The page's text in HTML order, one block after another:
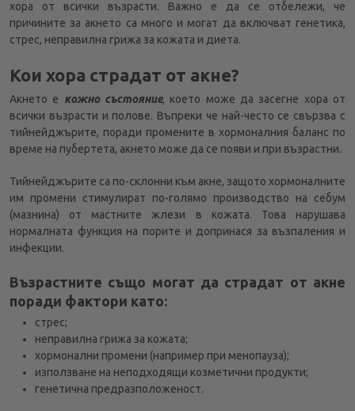
хора от всички възрасти. Важно е да се отбележи, че
причините за акнето са много и могат да включват генетика,
стрес, неправилна грижа за кожата и диета.
Кои хора страдат от акне?
Акнето е кожно състояние, което може да засегне хора от
всички възрасти и полове. Въпреки че най-често се свързва с
тийнейджърите, поради промените в хормоналния баланс по
време на пубертета, акнето може да се появи и при възрастни.
Тийнейджърите са по-склонни към акне, защото хормоналните
им промени стимулират по-голямо производство на себум
(мазнина) от мастните жлези в кожата. Това нарушава
нормалната функция на порите и допринася за възпаления и
инфекции.
Възрастните също могат да страдат от акне
поради фактори като:
стрес;
неправилна грижа за кожата;
хормонални промени (например при менопауза);
използване на неподходящи козметични продукти;
генетична предразположеност.